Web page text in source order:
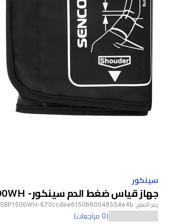
1
1
سينكور
جهاز قياس ضغط الدم سينكور- SBP 1500WH - أبيض
رمز المنتج: SBP1500WH-670ccdee6150b60048554e4b
(0 مراجعات)